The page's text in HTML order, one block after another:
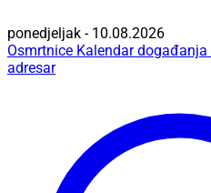
ponedjeljak - 10.08.2026
Osmrtnice Kalendar događanja
adresar